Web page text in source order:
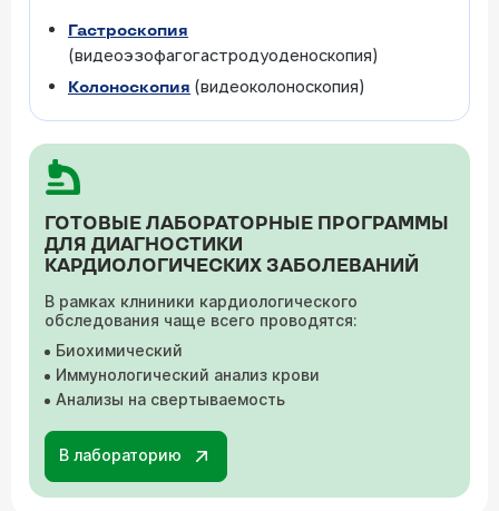
Гастроскопия
(видеоэзофагогастродуоденоскопия)
Колоноскопия (видеоколоноскопия)
ГОТОВЫЕ ЛАБОРАТОРНЫЕ ПРОГРАММЫ
ДЛЯ ДИАГНОСТИКИ
КАРДИОЛОГИЧЕСКИХ ЗАБОЛЕВАНИЙ
В рамках клниники кардиологического
обследования чаще всего проводятся:
Биохимический
Иммунологический анализ крови
Анализы на свертываемость
В лабораторию